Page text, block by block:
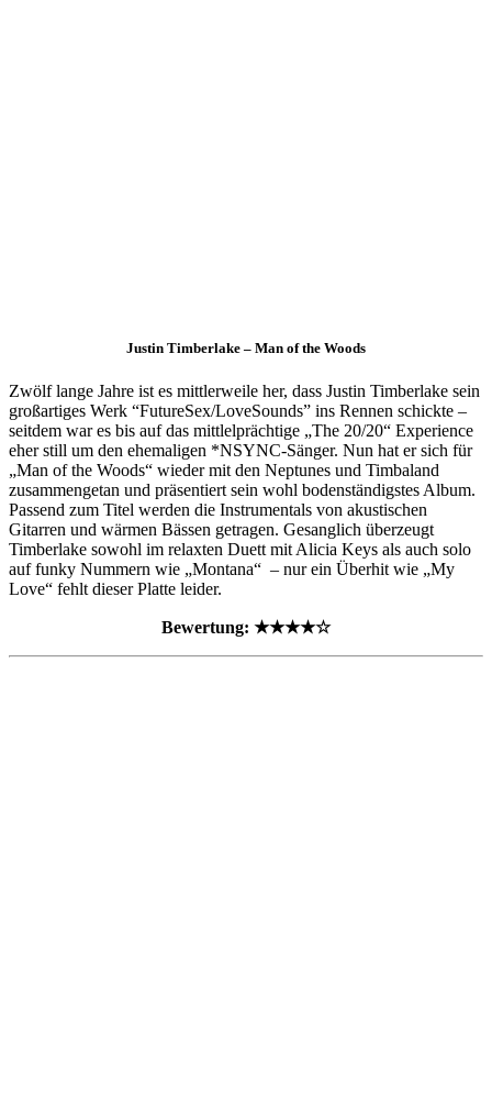
Justin Timberlake – Man of the Woods
Zwölf lange Jahre ist es mittlerweile her, dass Justin Timberlake sein
großartiges Werk “FutureSex/LoveSounds” ins Rennen schickte –
seitdem war es bis auf das mittlelprächtige „The 20/20“ Experience
eher still um den ehemaligen *NSYNC-Sänger. Nun hat er sich für
„Man of the Woods“ wieder mit den Neptunes und Timbaland
zusammengetan und präsentiert sein wohl bodenständigstes Album.
Passend zum Titel werden die Instrumentals von akustischen
Gitarren und wärmen Bässen getragen. Gesanglich überzeugt
Timberlake sowohl im relaxten Duett mit Alicia Keys als auch solo
auf funky Nummern wie „Montana“ – nur ein Überhit wie „My
Love“ fehlt dieser Platte leider.
Bewertung: ★★★★☆